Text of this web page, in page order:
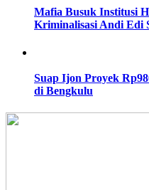
Mafia Busuk Institusi
Kriminalisasi Andi Edi
Suap Ijon Proyek
di Bengkulu